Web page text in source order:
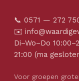
📞 0571 — 272
✉️
Di–Wo–Do
21:00 (ma
Voor groepen